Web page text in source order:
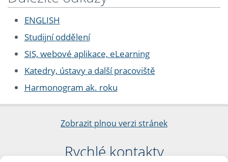
ENGLISH
Studijní oddělení
SIS, webové aplikace, eLearning
Katedry, ústavy a další pracoviště
Harmonogram ak. roku
Zobrazit plnou verzi stránek
Rychlé kontakty